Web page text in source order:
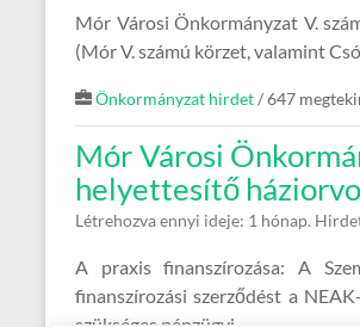
Mór Városi Önkormányzat V.
(Mór V. számú körzet, valamint
Önkormányzat hirdet/ 647
Mór Városi
helyettesítő
Létrehozva ennyi ideje: 1 hónap.
A praxis finanszírozása: A
finanszírozási szerződést a